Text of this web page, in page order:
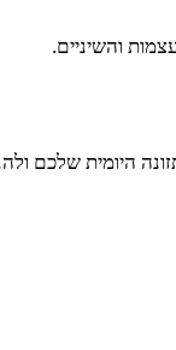
והשיניים.
היומית שלכם